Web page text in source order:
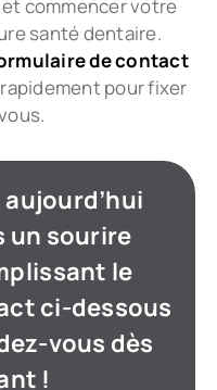
commencer votre
santé dentaire.
de contact
pour fixer
un sourire
le
ci-dessous
vous dès
!